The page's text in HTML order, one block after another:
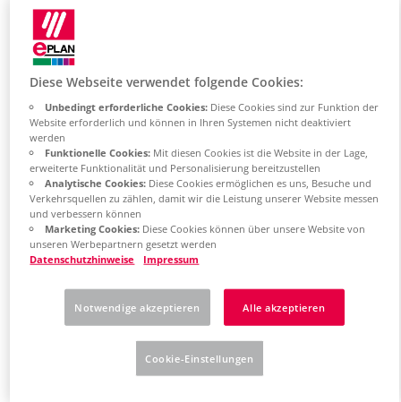
Bulgaria
Canada
FR
Chile
ES
China
ZH
EN
China Taiwan
EN
Colombia
ES
Croatia
HR
Denmark
DK
Diese Webseite verwendet folgende Cookies:
Unbedingt erforderliche Cookies:Diese Cookies sind zur Funktion der
Website erforderlich und können in Ihren Systemen nicht deaktiviert
werden
Funktionelle Cookies:Mit diesen Cookies ist die Website in der Lage,
erweiterte Funktionalität und Personalisierung bereitzustellen
Analytische Cookies:Diese Cookies ermöglichen es uns, Besuche und
Verkehrsquellen zu zählen, damit wir die Leistung unserer Website messen
und verbessern können
Marketing Cookies:Diese Cookies können über unsere Website von
unseren Werbepartnern gesetzt werden
Datenschutzhinweise
Impressum
Notwendige akzeptieren Alle akzeptieren
Cookie-Einstellungen